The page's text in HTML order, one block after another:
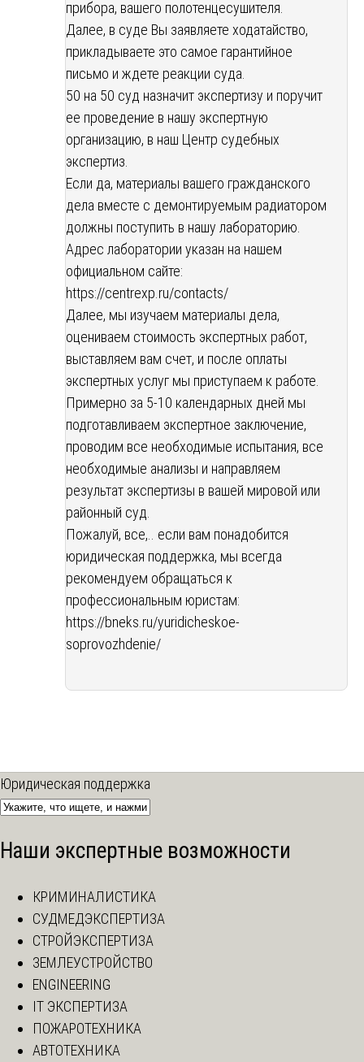
прибора, вашего полотенцесушителя.
Далее, в суде Вы заявляете ходатайство,
прикладываете это самое гарантийное
письмо и ждете реакции суда.
50 на 50 суд назначит экспертизу и поручит
ее проведение в нашу экспертную
организацию, в наш Центр судебных
экспертиз.
Если да, материалы вашего гражданского
дела вместе с демонтируемым радиатором
должны поступить в нашу лабораторию.
Адрес лаборатории указан на нашем
официальном сайте:
https://centrexp.ru/contacts/
Далее, мы изучаем материалы дела,
оцениваем стоимость экспертных работ,
выставляем вам счет, и после оплаты
экспертных услуг мы приступаем к работе.
Примерно за 5-10 календарных дней мы
подготавливаем экспертное заключение,
проводим все необходимые испытания, все
необходимые анализы и направляем
результат экспертизы в вашей мировой или
районный суд.
Пожалуй, все,.. если вам понадобится
юридическая поддержка, мы всегда
рекомендуем обращаться к
профессиональным юристам:
https://bneks.ru/yuridicheskoe-
soprovozhdenie/
Юридическая поддержка
Наши экспертные возможности
КРИМИНАЛИСТИКА
СУДМЕДЭКСПЕРТИЗА
СТРОЙЭКСПЕРТИЗА
ЗЕМЛЕУСТРОЙСТВО
ENGINEERING
IT ЭКСПЕРТИЗА
ПОЖАРОТЕХНИКА
АВТОТЕХНИКА